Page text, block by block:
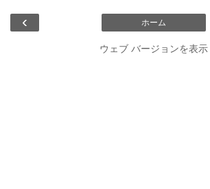
‹ ホーム
ウェブ バージョンを表示